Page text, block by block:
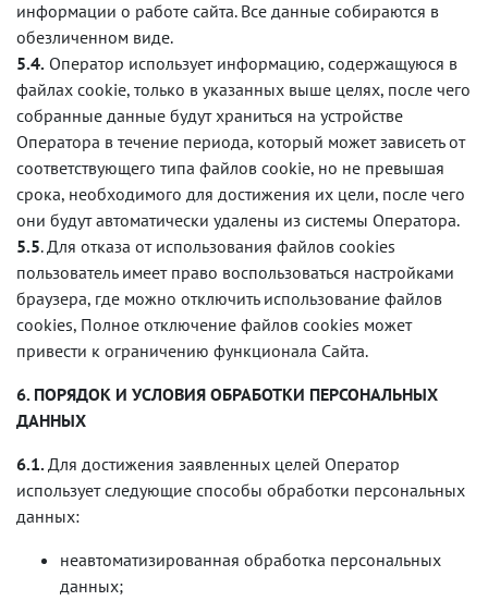
информации о работе сайта. Все данные собираются в
обезличенном виде.
5.4. Оператор использует информацию, содержащуюся в
файлах cookie, только в указанных выше целях, после чего
собранные данные будут храниться на устройстве
Оператора в течение периода, который может зависеть от
соответствующего типа файлов cookie, но не превышая
срока, необходимого для достижения их цели, после чего
они будут автоматически удалены из системы Оператора.
5.5. Для отказа от использования файлов cookies
пользователь имеет право воспользоваться настройками
браузера, где можно отключить использование файлов
cookies, Полное отключение файлов cookies может
привести к ограничению функционала Сайта.
6. ПОРЯДОК И УСЛОВИЯ ОБРАБОТКИ ПЕРСОНАЛЬНЫХ
ДАННЫХ
6.1.Для достижения заявленных целей Оператор
использует следующие способы обработки персональных
данных:
неавтоматизированная обработка персональных
данных;